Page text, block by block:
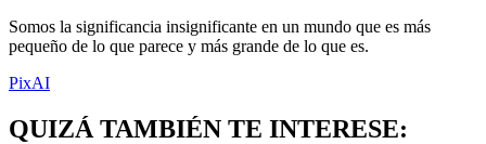
Somos la significancia insignificante en un mundo que es más
pequeño de lo que parece y más grande de lo que es.
PixAI
QUIZÁ TAMBIÉN TE INTERESE: